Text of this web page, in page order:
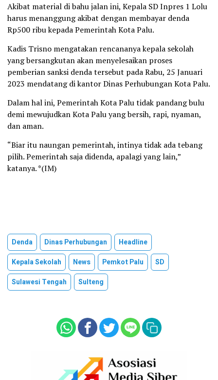
Akibat material di bahu jalan ini, Kepala SD Inpres 1 Lolu
harus menanggung akibat dengan membayar denda
Rp500 ribu kepada Pemerintah Kota Palu.
Kadis Trisno mengatakan rencananya kepala sekolah
yang bersangkutan akan menyelesaikan proses
pemberian sanksi denda tersebut pada Rabu, 25 Januari
2023 mendatang di kantor Dinas Perhubungan Kota Palu.
Dalam hal ini, Pemerintah Kota Palu tidak pandang bulu
demi mewujudkan Kota Palu yang bersih, rapi, nyaman,
dan aman.
“Biar itu naungan pemerintah, intinya tidak ada tebang
pilih. Pemerintah saja didenda, apalagi yang lain,”
katanya. *(IM)
Denda Dinas Perhubungan
Headline
Kepala Sekolah
News Pemkot Palu
SD
Sulawesi Tengah
Sulteng